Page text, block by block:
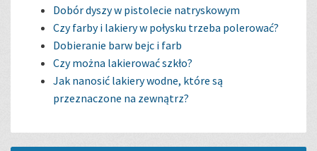
Dobór dyszy w pistolecie natryskowym
Czy farby i lakiery w połysku trzeba polerować?
Dobieranie barw bejc i farb
Czy można lakierować szkło?
Jak nanosić lakiery wodne, które są
przeznaczone na zewnątrz?